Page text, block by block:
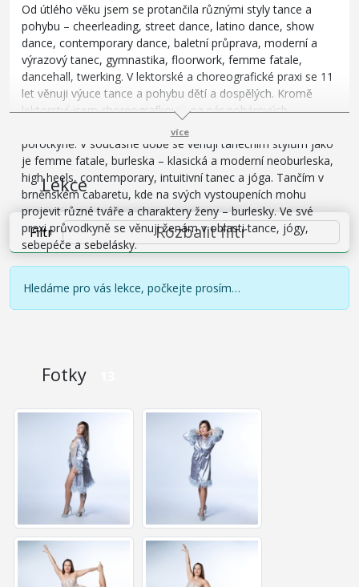
Od útlého věku jsem se protančila různými styly tance a
pohybu – cheerleading, street dance, latino dance, show
dance, contemporary dance, baletní průprava, moderní a
výrazový tanec, gymnastika, floorwork, femme fatale,
dancehall, twerking. V lektorské a choreografické praxi se 11
let věnuji výuce tance a pohybu dětí a dospělých. Kromě
lektorství jsem choreografkou a na pár pohárových
soutěžích jsem zastupovala jednu z tanečních škol jako
porotkyně. V současné době se věnuji tanečním stylům jako
je femme fatale, burleska – klasická a moderní neoburleska,
high heels, contemporary, intuitivní tanec a jóga. Tančím v
brněnském cabaretu, kde na svých vystoupeních mohu
projevit různé tváře a charaktery ženy – burlesky. Ve své
praxi průvodkyně se věnuji ženám v oblasti tance, jógy,
sebepéče a sebelásky.
více
Lekce
Filtr Rozbalit filtr
Hledáme pro vás lekce, počkejte prosím…
Fotky